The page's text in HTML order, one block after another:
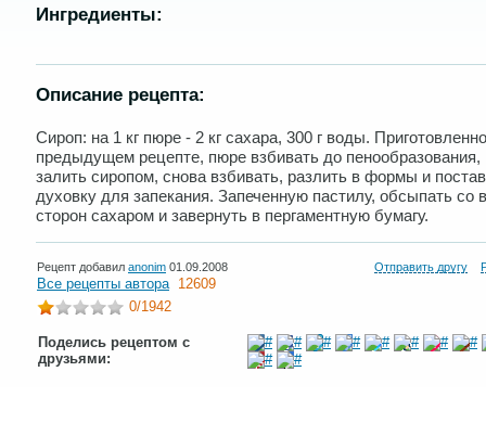
Ингредиенты:
Описание рецепта:
Сироп: на 1 кг пюре - 2 кг сахара, 300 г воды.
предыдущем рецепте, пюре взбивать до пенообразования,
залить сиропом, снова взбивать, разлить в формы и
духовку для запекания. Запеченную пастилу, обсыпать со
сторон сахаром и завернуть в пергаментную бумагу.
Рецепт добавил anonim 01.09.2008 Отправить другу
Все рецепты автора 12609
0/1942
Поделись рецептом с
друзьями: